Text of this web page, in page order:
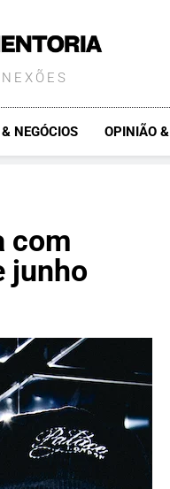
NEGÓCIOS OPINIÃO
com
junho